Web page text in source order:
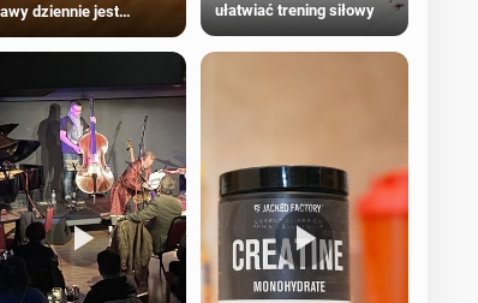
dziennie jest
dorosłych
ułatwiać trening siłowy